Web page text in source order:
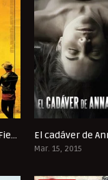
6.1
Música, Amigos y Fiesta
Mar. 15, 2015